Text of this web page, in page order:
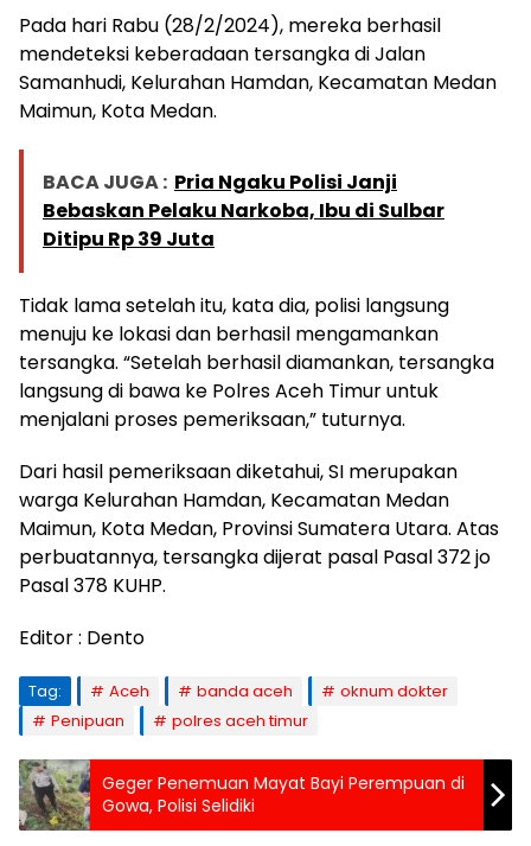
Pada hari Rabu (28/2/2024), mereka berhasil
mendeteksi keberadaan tersangka di Jalan
Samanhudi, Kelurahan Hamdan, Kecamatan Medan
Maimun, Kota Medan.
BACA JUGA : Pria Ngaku Polisi Janji
Bebaskan Pelaku Narkoba, Ibu di Sulbar
Ditipu Rp 39 Juta
Tidak lama setelah itu, kata dia, polisi langsung
menuju ke lokasi dan berhasil mengamankan
tersangka. “Setelah berhasil diamankan, tersangka
langsung di bawa ke Polres Aceh Timur untuk
menjalani proses pemeriksaan,” tuturnya.
Dari hasil pemeriksaan diketahui, SI merupakan
warga Kelurahan Hamdan, Kecamatan Medan
Maimun, Kota Medan, Provinsi Sumatera Utara. Atas
perbuatannya, tersangka dijerat pasal Pasal 372 jo
Pasal 378 KUHP.
Editor : Dento
Tag: Aceh banda aceh
oknum dokter
Penipuan
polres aceh timur
Geger Penemuan Mayat Bayi Perempuan di
Gowa, Polisi Selidiki